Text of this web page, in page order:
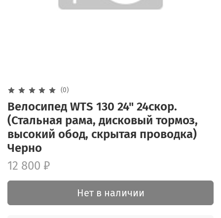
(0)
Велосипед WTS 130 24" 24скор.
(Стальная рама, дисковый тормоз,
высокий обод, скрытая проводка)
Черно
12 800 ₽
Нет в наличии